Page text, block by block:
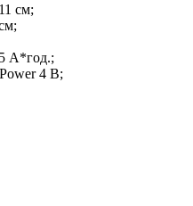
см;
А*год.;
4 В;